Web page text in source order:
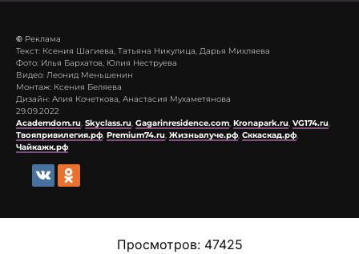
© Реклама
Текст: Ксения Шагиева, Татьяна Никулица, Дарья Михляева
Фото: Илья Бархатов, Юлия Неструева
Видео: Леонид Меньшенин
Монтаж: Ксения Беляева
Дизайн: Алия Кочеткова, Анастасия Мухаметянова
29.09.2022
Academdom.ru, Skyclass.ru, Gagarinresidence.com, Kronapark.ru, VG174.ru,
Твояпривилегия.рф, Premium74.ru, Жизньвлуче.рф, Сккаскад.рф,
Чайкажк.рф
Просмотров: 47425